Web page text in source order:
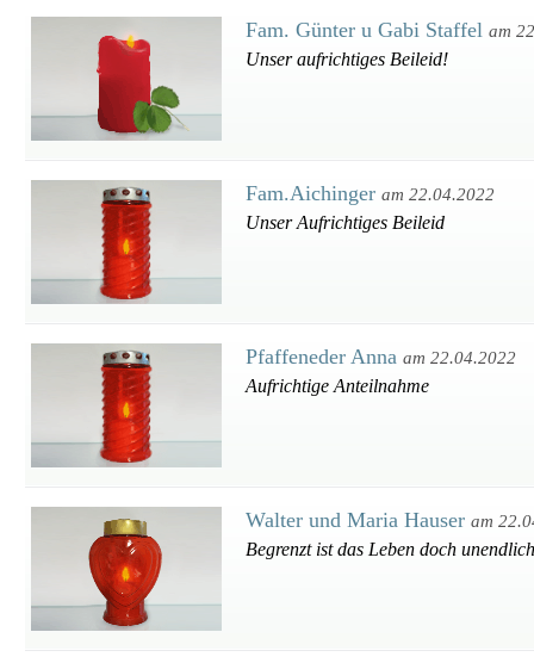
Fam. Günter u Gabi Staffel am
Unser aufrichtiges Beileid!
Fam.Aichinger am 22.04.2022
Unser Aufrichtiges Beileid
Pfaffeneder Anna am 22.04.2022
Aufrichtige Anteilnahme
Walter und Maria Hauser am
Begrenzt ist das Leben doch